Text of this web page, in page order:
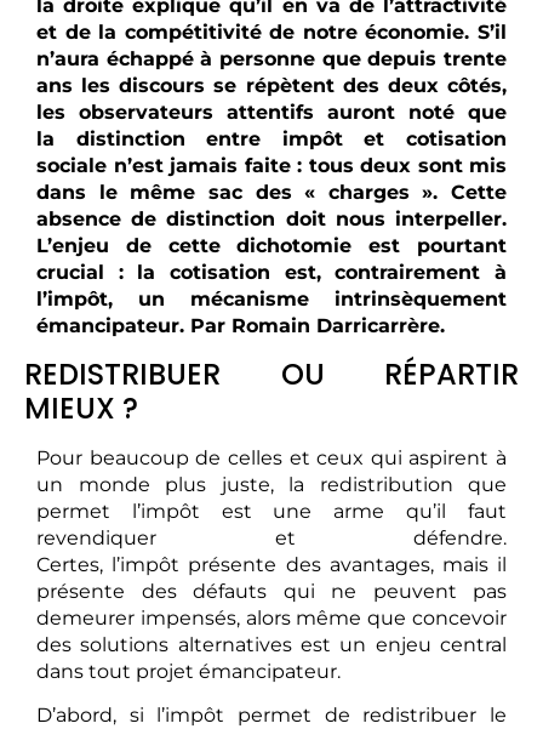
la droite explique qu’il en va de l’attractivité
et de la compétitivité de notre économie. S’il
n’aura échappé à personne que depuis trente
ans les discours se répètent des deux côtés,
les observateurs attentifs auront noté que
la distinction entre impôt et cotisation
sociale n’est jamais faite : tous deux sont mis
dans le même sac des « charges ». Cette
absence de distinction doit nous interpeller.
L’enjeu de cette dichotomie est pourtant
crucial : la cotisation est, contrairement à
l’impôt, un mécanisme intrinsèquement
émancipateur. Par Romain Darricarrère.
REDISTRIBUER OU RÉPARTIR
MIEUX ?
Pour beaucoup de celles et ceux qui aspirent à
un monde plus juste, la redistribution que
permet l’impôt est une arme qu’il faut
revendiquer et défendre.
Certes, l’impôt présente des avantages, mais il
présente des défauts qui ne peuvent pas
demeurer impensés, alors même que concevoir
des solutions alternatives est un enjeu central
dans tout projet émancipateur.
D’abord, si l’impôt permet de redistribuer le